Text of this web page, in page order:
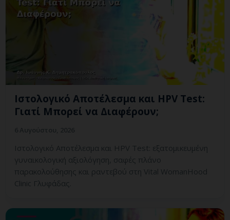
Ιστολογικό Αποτέλεσμα και HPV Test:
Γιατί Μπορεί να Διαφέρουν;
Ιστολογικό Αποτέλεσμα και HPV Test: εξατομικευμένη
γυναικολογική αξιολόγηση, σαφές πλάνο
παρακολούθησης και ραντεβού στη Vital WomanHood
Clinic Γλυφάδας.